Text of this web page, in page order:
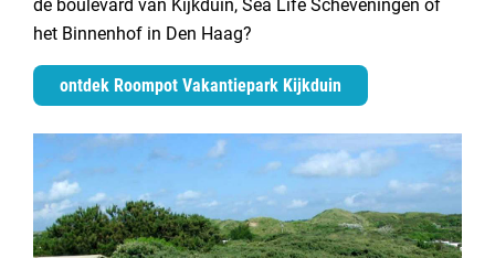
de boulevard van Kijkduin, Sea Life Scheveningen of
het Binnenhof in Den Haag?
ontdek Roompot Vakantiepark Kijkduin